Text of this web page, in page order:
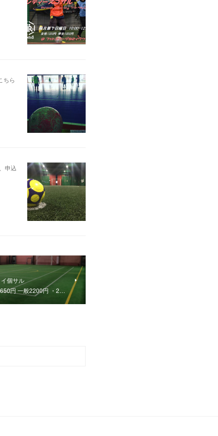
ちら
申込
イ個サル
円 一般2200円 ・2…